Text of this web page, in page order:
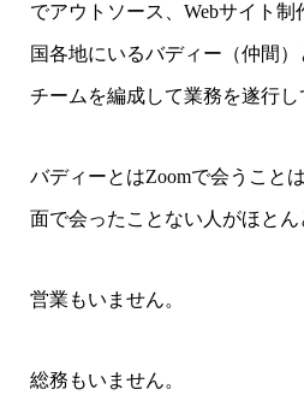
でアウトソース、Webサイト
国各地にいるバディー（仲間
チームを編成して業務を遂行し
バディーとはZoomで会うこと
面で会ったことない人がほとん
営業もいません。
総務もいません。